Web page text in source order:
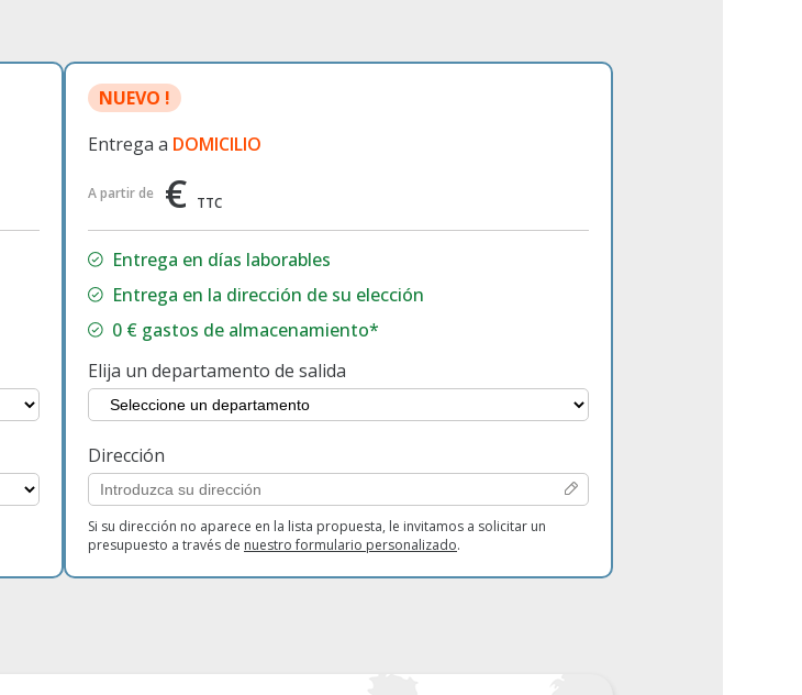
NUEVO !
Entrega a DOMICILIO
A partir de € TTC
Entrega en días laborables
Entrega en la dirección de su elección
0 € gastos de almacenamiento*
Elija un departamento de salida
Dirección
Si su dirección no aparece en la lista propuesta, le invitamos a solicitar un
presupuesto a través de nuestro formulario personalizado.